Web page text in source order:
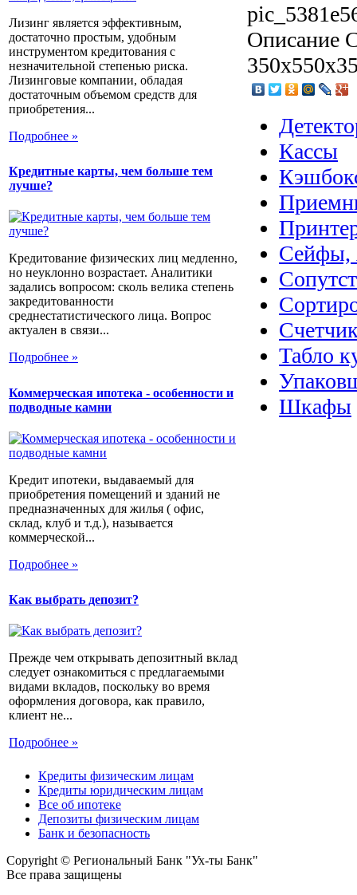
Лизинг является эффективным,
достаточно простым, удобным
инструментом кредитования с
незначительной степенью риска.
Лизинговые компании, обладая
достаточным объемом средств для
приобретения...
Подробнее »
Кредитные карты, чем больше тем
лучше?
Кредитование физических лиц медленно,
но неуклонно возрастает. Аналитики
задались вопросом: сколь велика степень
закредитованности
среднестатистического лица. Вопрос
актуален в связи...
Подробнее »
Коммерческая ипотека - особенности и
подводные камни
Кредит ипотеки, выдаваемый для
приобретения помещений и зданий не
предназначенных для жилья ( офис,
склад, клуб и т.д.), называется
коммерческой...
Подробнее »
Как выбрать депозит?
Прежде чем открывать депозитный вклад
следует ознакомиться с предлагаемыми
видами вкладов, поскольку во время
оформления договора, как правило,
клиент не...
Подробнее »
Описание
Кассы
Сейфы,
Табло
Шкафы
Кредиты физическим лицам
Кредиты юридическим лицам
Все об ипотеке
Депозиты физическим лицам
Банк и безопасность
Copyright © Региональный Банк "Ух-ты Банк"
Все права защищены